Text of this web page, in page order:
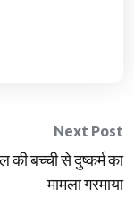
Next Post
की बच्ची से दुष्कर्म का
मामला गरमाया